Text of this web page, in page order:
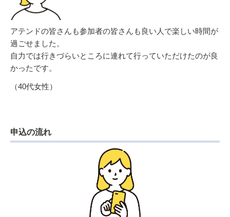
アテンドの皆さんも参加者の皆さんも良い人で楽しい時間が
過ごせました。
自力では行きづらいところに連れて行っていただけたのが良
かったです。
（40代女性）
申込の流れ